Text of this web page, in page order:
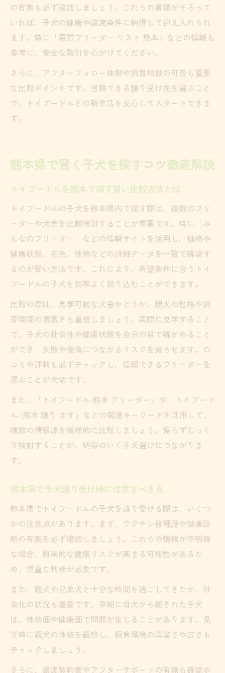
の有無も必ず確認しましょう。これらの書類がそろって
いれば、子犬の健康や譲渡条件に納得して迎え入れられ
ます。特に「悪質ブリーダー リスト 熊本」などの情報も
参考に、安全な取引を心がけてください。
さらに、アフターフォロー体制や飼育相談の可否も重要
な比較ポイントです。信頼できる譲り受け先を選ぶこと
で、トイプードルとの新生活を安心してスタートできま
す。
熊本県で賢く子犬を探すコツ徹底解説
トイプードルを熊本で探す賢い比較方法とは
トイプードルの子犬を熊本県内で探す際は、複数のブリ
ーダーや犬舎を比較検討することが重要です。特に「み
んなのブリーダー」などの情報サイトを活用し、価格や
健康状態、毛色、性格などの詳細データを一覧で確認す
るのが賢い方法です。これにより、希望条件に合うトイ
プードルの子犬を効率よく絞り込むことができます。
比較の際は、見学可能な犬舎かどうか、親犬の性格や飼
育環境の清潔さも重視しましょう。実際に見学すること
で、子犬の社会性や健康状態を自分の目で確かめること
ができ、失敗や後悔につながるリスクを減らせます。口
コミや評判も必ずチェックし、信頼できるブリーダーを
選ぶことが大切です。
また、「トイプードル 熊本 ブリーダー」や「トイプード
ル/熊本 譲り ます」などの関連キーワードを活用して、
複数の情報源を横断的に比較しましょう。焦らずじっく
り検討することが、納得のいく子犬選びにつながりま
す。
熊本県で子犬譲り受け時に注意すべき点
熊本県でトイプードルの子犬を譲り受ける際は、いくつ
かの注意点があります。まず、ワクチン接種歴や健康診
断の有無を必ず確認しましょう。これらの情報が不明確
な場合、将来的な健康リスクが高まる可能性があるた
め、慎重な判断が必要です。
また、親犬や兄弟犬と十分な時間を過ごしてきたか、社
会化の状況も重要です。早期に母犬から離された子犬
は、性格面や健康面で問題が生じることがあります。見
学時に親犬の性格を観察し、飼育環境の清潔さや広さも
チェックしましょう。
さらに、譲渡契約書やアフターサポートの有無も確認ポ